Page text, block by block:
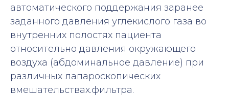
автоматического поддержания заранее
заданного давления углекислого газа во
внутренних полостях пациента
относительно давления окружающего
воздуха (абдоминальное давление) при
различных лапароскопических
вмешательствах.фильтра.